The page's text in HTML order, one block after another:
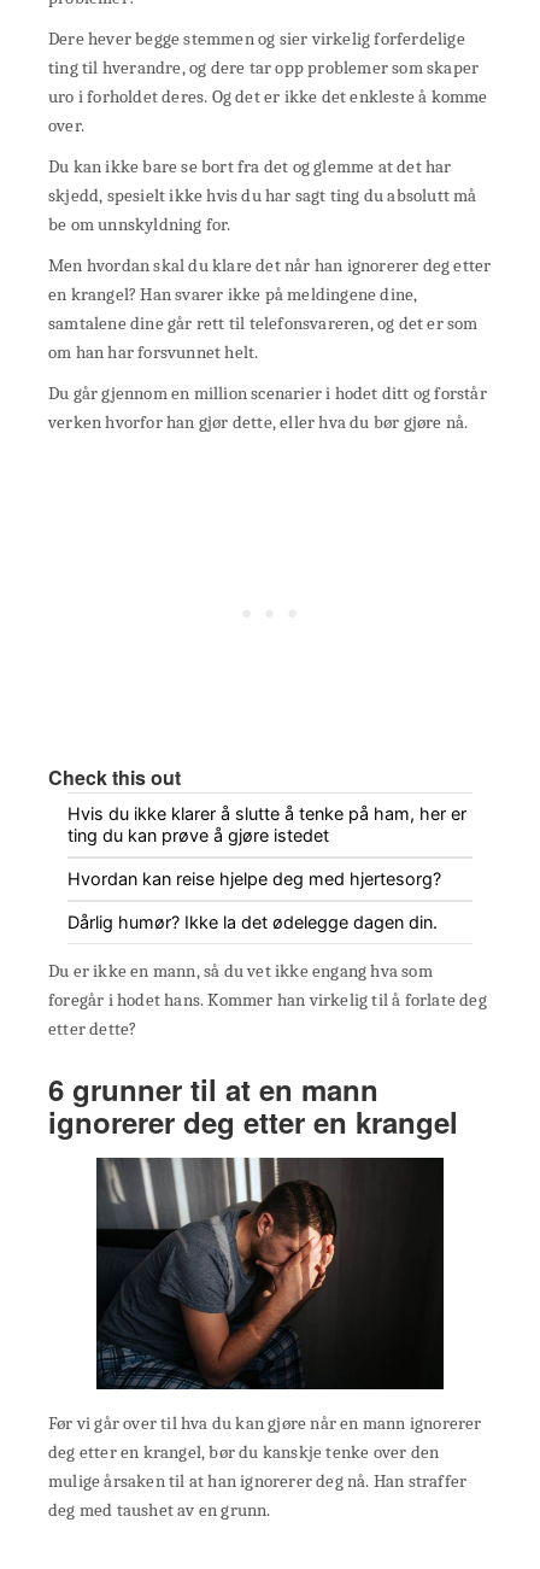
Dere hever begge stemmen og sier virkelig forferdelige
ting til hverandre, og dere tar opp problemer som skaper
uro i forholdet deres. Og det er ikke det enkleste å komme
over.
Du kan ikke bare se bort fra det og glemme at det har
skjedd, spesielt ikke hvis du har sagt ting du absolutt må
be om unnskyldning for.
Men hvordan skal du klare det når han ignorerer deg etter
en krangel? Han svarer ikke på meldingene dine,
samtalene dine går rett til telefonsvareren, og det er som
om han har forsvunnet helt.
Du går gjennom en million scenarier i hodet ditt og forstår
verken hvorfor han gjør dette, eller hva du bør gjøre nå.
Check this out
Hvis du ikke klarer å slutte å tenke på ham, her er
ting du kan prøve å gjøre istedet
Hvordan kan reise hjelpe deg med hjertesorg?
Dårlig humør? Ikke la det ødelegge dagen din.
Du er ikke en mann, så du vet ikke engang hva som
foregår i hodet hans. Kommer han virkelig til å forlate deg
etter dette?
6 grunner til at en mann
ignorerer deg etter en krangel
Før vi går over til hva du kan gjøre når en mann ignorerer
deg etter en krangel, bør du kanskje tenke over den
mulige årsaken til at han ignorerer deg nå. Han straffer
deg med taushet av en grunn.